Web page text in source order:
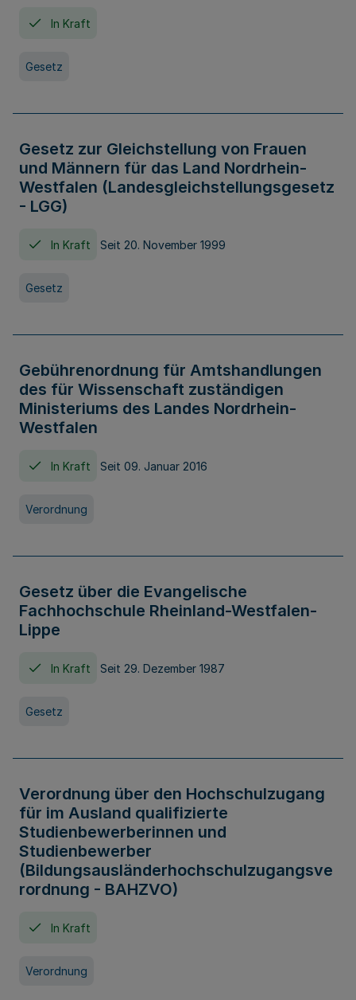
In Kraft
Gesetz
Gesetz zur Gleichstellung von Frauen
und Männern für das Land Nordrhein-
Westfalen (Landesgleichstellungsgesetz
- LGG)
In Kraft Seit 20. November 1999
Gesetz
Gebührenordnung für Amtshandlungen
des für Wissenschaft zuständigen
Ministeriums des Landes Nordrhein-
Westfalen
In Kraft Seit 09. Januar 2016
Verordnung
Gesetz über die Evangelische
Fachhochschule Rheinland-Westfalen-
Lippe
In Kraft Seit 29. Dezember 1987
Gesetz
Verordnung über den Hochschulzugang
für im Ausland qualifizierte
Studienbewerberinnen und
Studienbewerber
(Bildungsausländerhochschulzugangsve
rordnung - BAHZVO)
In Kraft
Verordnung